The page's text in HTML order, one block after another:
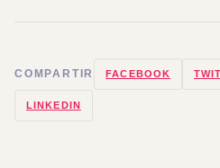
COMPARTIR FACEBOOK
LINKEDIN